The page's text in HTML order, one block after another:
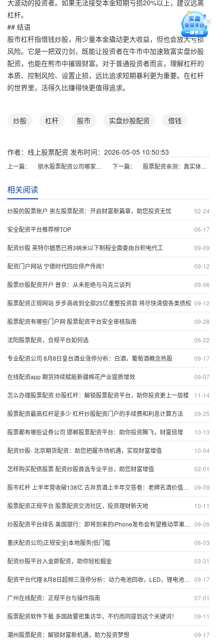
大波动的投资者。如果无法接受本金短期亏损20%以上，建议远离
杠杆。
## 结语
股市杠杆指借钱炒股，用少量本金撬动更大收益，但也会放大亏损
风险。它是一把双刃剑，既能让投资者在牛市中加速致富实盘炒股
配资，也能在熊市中摧毁财富。对于普通投资者而言，理解杠杆的
本质、控制风险、设置止损，远比追求短期暴利更为重要。在杠杆
的世界里，活得久比赚得快更值得追求。
炒股 杠杆 股市 实盘炒股配资 借钱
作者：线上股票配资 发布时间：2026-05-05 10:50:53
上一篇： 丽水股票配资公司哪家好？正规杠杆平台选择指南 下一篇： 股票配资亲测：真实体验与避坑指南
相关阅读
02-24
炒股的股票账户 崇左股票配资：开启财富新篇章，助您投资无忧
06-17
安全配资平台推荐榜TOP
09-09
配资炒股 英特尔据悉已将3纳米以下制程全面委由台积电代工
09-12
配资门户网站 宁德时代回应停产传闻！
09-06
股票炒股配资开户 普京：从未拒绝与乌克兰谈判
09-12
股票配资正规网站 步步高收到全部25亿重整投资款 将尽快清偿各类债权
09-28
股票配资有哪些门户网 股票配资平台安全审核指南
06-22
沈阳股票配资，合规平台如何选
09-17
专业配资公司 8月8日皇台酒业涨停分析：白酒，葡萄酒概念热股
09-07
在线配资app 期货持续赋能新疆棉花产业提质增效
11-14
怎么办理股票配资 炒股杠杆：解锁股票配资平台，助你投资更上一层楼
09-25
股票配资最高杠杆是多少 杠杆炒股配资门户的手续费和利息计算方法
10-13
股票都有哪些证券公司 邯郸股票配资平台：助你投资腾飞，财富倍增
10-04
配资炒股- 北京期货配资：助您把握市场机遇，实现财富增值
02-01
怎样购买配债股票 配资炒股首选专业平台，助您财富增值
09-09
股市杠杆 上半年营收破138亿 古井贡酒上半年交答卷：老牌名酒价值凸显
10-11
股票配资正规平台 股票配资交流社区，投资理财新天地
09-06
炒股配资平台排名 美国银行：即将到来的iPhone发布会有望推动苹果股价上涨
08-03
重庆配资公司|正规安全|本地服务|低门槛
03-31
配资炒股平台入金即配资，助你轻松掘金
09-17
配资平台代理 8月8日超频三涨停分析：动力电池回收，LED，锂电池概念热股
07-01
广州在线配资：正规平台与操作指南
09-11
股票配资软件下载 多国政要密集访华，不约而同提到这个关键词！
09-17
潮州股票配资：解锁财富新机遇，助力投资梦想